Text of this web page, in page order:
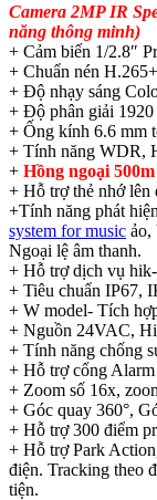
Camera 2MP IR
năng thông minh)
+ Cảm biến 1/2.8″
+ Chuẩn nén
+ Độ nhạy sáng
+ Độ phân giải
+ Ống kính 6.6 mm
+ Tính năng WDR,
+ Hồng ngoại 500m
+ Hỗ trợ thẻ nhớ lên
+Tính năng phát
system for music ảo,
Ngoại lệ âm thanh.
+ Hỗ trợ dịch vụ hik-
+ Tiêu chuẩn IP67,
+ W model- Tích
+ Nguồn 24VAC,
+ Tính năng chống
+ Hỗ trợ cổng
+ Zoom số 16x,
+ Góc quay 360°,
+ Hỗ trợ 300 điểm
+ Hỗ trợ Park
điện. Tracking theo
tiện.